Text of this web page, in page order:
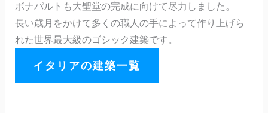
ボナパルトも大聖堂の完成に向けて尽力しました。
長い歳月をかけて多くの職人の手によって作り上げら
れた世界最大級のゴシック建築です。
イタリアの建築一覧